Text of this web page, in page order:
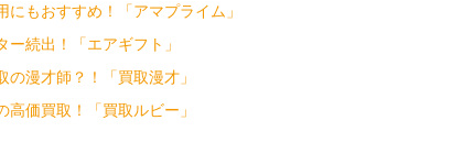
にもおすすめ！「アマプライム」
ー続出！「エアギフト」
の漫才師？！「買取漫才」
高価買取！「買取ルビー」